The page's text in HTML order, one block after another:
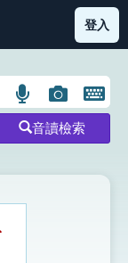
首索引表圖示
登入
語
言
搜
示
圖
片
搜
開
鍵
圖
音讀檢索